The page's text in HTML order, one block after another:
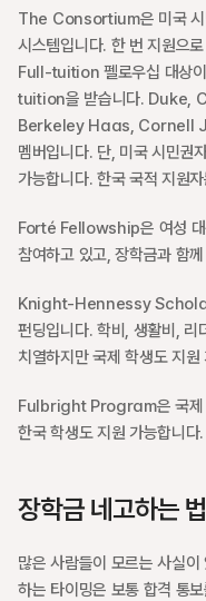
The Consortium은 미국 시
시스템입니다. 한 번 지원으
Full-tuition 펠로우십 대상
tuition을 받습니다.
Berkeley Haas, Cornell
멤버입니다. 단, 미국 시민권
가능합니다. 한국 국적 지원
Forté Fellowship은 여성 대
참여하고 있고, 장학금과 함
Knight-Hennessy
펀딩입니다. 학비, 생활비, 리
치열하지만 국제 학생도 지원
Fulbright Program은 국제
한국 학생도 지원 가능합니
장학금 네고하는 법
많은 사람들이 모르는 사실
하는 타이밍은 보통 합격 통